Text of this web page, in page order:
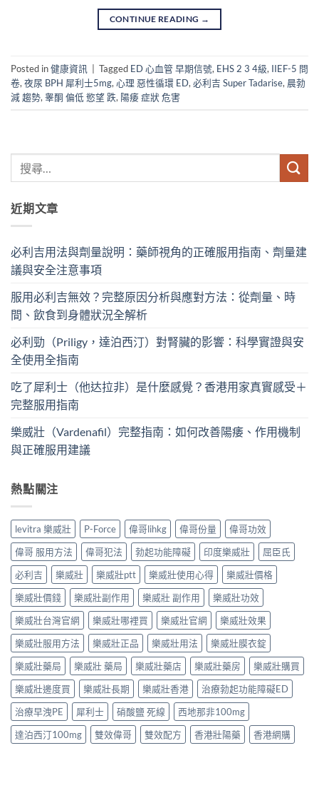
CONTINUE READING →
Posted in健康資訊 Tagged ED 心血管 早期信號, EHS 2 3 4級, IIEF-5 問
卷, 夜尿 BPH 犀利士5mg, 心理 惡性循環 ED, 必利吉 Super Tadarise, 晨勃
減 趨勢, 睾酮 偏低 慾望 跌, 陽痿 症狀 危害
近期文章
必利吉用法與劑量說明：藥師視角的正確服用指南、劑量建
議與安全注意事項
服用必利吉無效？完整原因分析與應對方法：從劑量、時
間、飲食到身體狀況全解析
必利勁（Priligy，達泊西汀）對腎臟的影響：科學實證與安
全使用全指南
吃了犀利士（他达拉非）是什麼感覺？香港用家真實感受＋
完整服用指南
樂威壯（Vardenafil）完整指南：如何改善陽痿、作用機制
與正確服用建議
熱點關注
levitra 樂威壯 P-Force 偉哥lihkg 偉哥份量
偉哥功效
偉哥 服用方法
偉哥犯法 勃起功能障礙 印度樂威壯
屈臣氏
必利吉
樂威壯 樂威壯ptt 樂威壯使用心得
樂威壯價格
樂威壯價錢
樂威壯副作用 樂威壯 副作用
樂威壯功效
樂威壯台灣官網
樂威壯哪裡買 樂威壯官網
樂威壯效果
樂威壯服用方法
樂威壯正品 樂威壯用法
樂威壯膜衣錠
樂威壯藥局
樂威壯 藥局 樂威壯藥店 樂威壯藥房
樂威壯購買
樂威壯邊度買
樂威壯長期 樂威壯香港
治療勃起功能障礙ED
治療早洩PE
犀利士 硝酸鹽 死線
西地那非100mg
達泊西汀100mg
雙效偉哥 雙效配方 香港壯陽藥 香港網購